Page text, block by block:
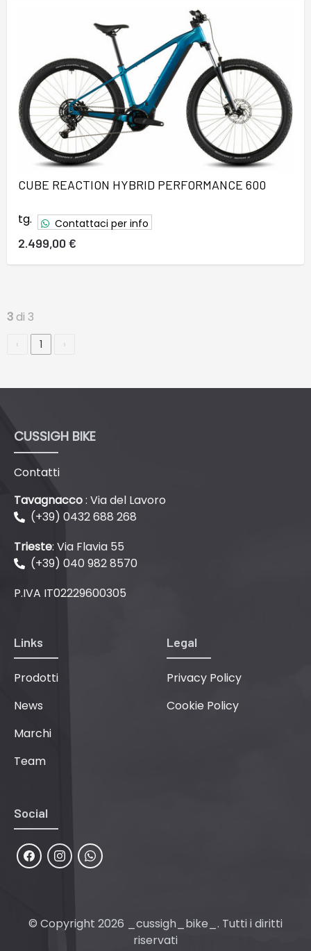
CUBE REACTION HYBRID PERFORMANCE 600
tg. Contattaci per info
2.499,00 €
3di 3
‹ 1 ›
CUSSIGH BIKE
Contatti
Tavagnacco: Via del Lavoro
(+39) 0432 688 268
Trieste: Via Flavia 55
(+39) 040 982 8570
P.IVA IT02229600305
Links
Prodotti
News
Marchi
Team
Legal
Privacy Policy
Cookie Policy
Social
© Copyright 2026 _cussigh_bike_. Tutti i diritti
riservati